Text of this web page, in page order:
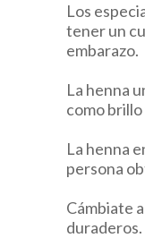
Los
tener un
embarazo.
La henna
como
La henna
persona
Cámbiate
duraderos.